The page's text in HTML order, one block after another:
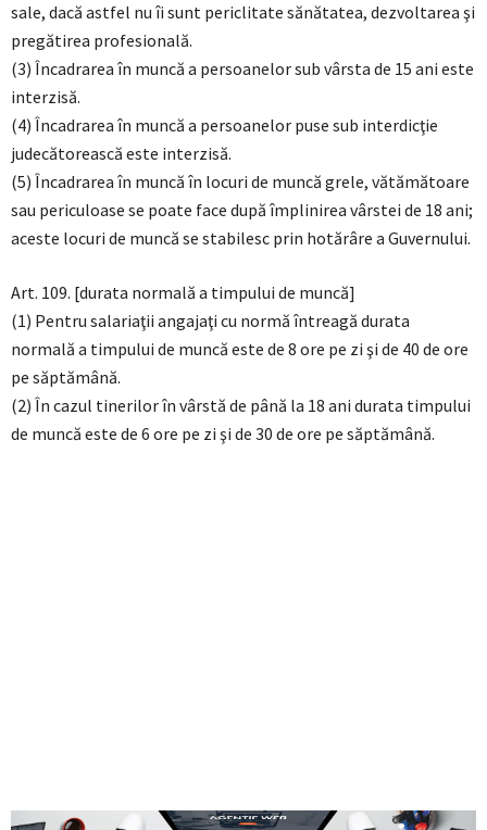
sale, dacă astfel nu îi sunt periclitate sănătatea, dezvoltarea şi
pregătirea profesională.
(3) Încadrarea în muncă a persoanelor sub vârsta de 15 ani este
interzisă.
(4) Încadrarea în muncă a persoanelor puse sub interdicţie
judecătorească este interzisă.
(5) Încadrarea în muncă în locuri de muncă grele, vătămătoare
sau periculoase se poate face după împlinirea vârstei de 18 ani;
aceste locuri de muncă se stabilesc prin hotărâre a Guvernului.
Art. 109. [durata normală a timpului de muncă]
(1) Pentru salariaţii angajaţi cu normă întreagă durata
normală a timpului de muncă este de 8 ore pe zi şi de 40 de ore
pe săptămână.
(2) În cazul tinerilor în vârstă de până la 18 ani durata timpului
de muncă este de 6 ore pe zi şi de 30 de ore pe săptămână.